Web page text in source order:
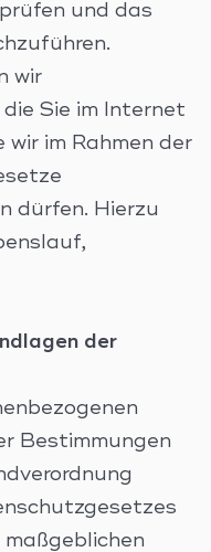
und das
wir
Sie im Internet
im Rahmen der
dürfen. Hierzu
der
Bestimmungen
maßgeblichen